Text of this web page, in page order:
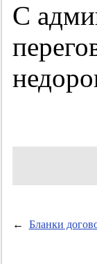
С
← Бланки